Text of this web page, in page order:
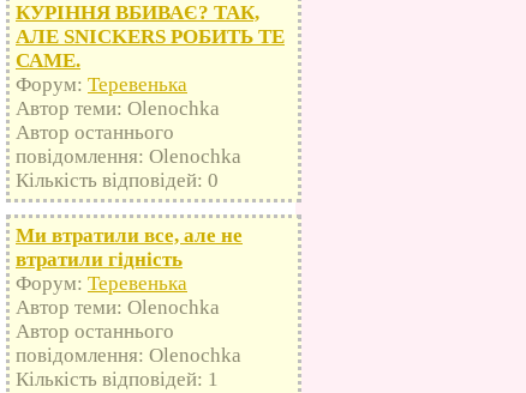
КУРІННЯ ВБИВАЄ? ТАК,
АЛЕ SNICKERS РОБИТЬ ТЕ
САМЕ.
Форум: Теревенька
Автор теми: Olenochka
Автор останнього
повідомлення: Olenochka
Кількість відповідей: 0
Ми втратили все, але не
втратили гідність
Форум: Теревенька
Автор теми: Olenochka
Автор останнього
повідомлення: Olenochka
Кількість відповідей: 1